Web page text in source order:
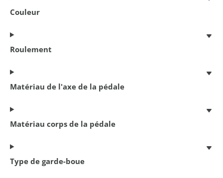
402
Couleur
Roulement
Matériau de l'axe de la pédale
Matériau corps de la pédale
Type de garde-boue